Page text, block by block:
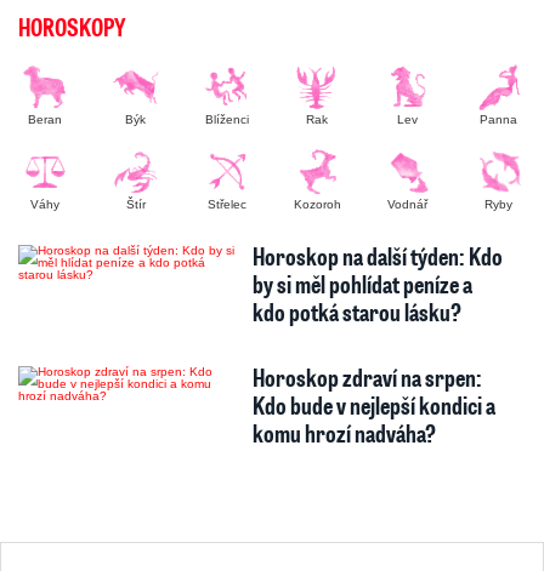
HOROSKOPY
Beran Býk Blíženci Rak Lev Panna
Váhy Štír Střelec Kozoroh Vodnář Ryby
Horoskop na další týden: Kdo
by si měl pohlídat peníze a
kdo potká starou lásku?
Horoskop zdraví na srpen:
Kdo bude v nejlepší kondici a
komu hrozí nadváha?